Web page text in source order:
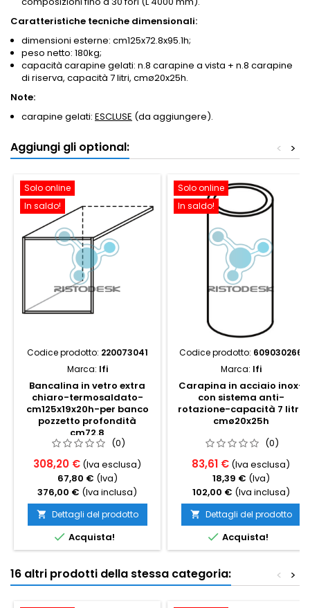
Caratteristiche tecniche dimensionali:
dimensioni esterne: cm125x72.8x95.1h;
peso netto: 180kg;
capacità carapine gelati: n.8 carapine a vista + n.8 carapine
di riserva, capacità 7 litri, cmø20x25h.
Note:
carapine gelati: ESCLUSE (da aggiungere).
Aggiungi gli optional: >
<
Solo online
In saldo!
Codice prodotto: 220073041
Marca: Ifi
Bancalina in vetro extra
chiaro-termosaldato-
cm125x19x20h-per banco
pozzetto profondità
cm72.8
(0)
308,20 € (Iva esclusa)
67,80 € (Iva)
376,00 € (Iva inclusa)
 Dettagli del prodotto
 Acquista!
Solo online
In saldo!
Codice prodotto: 609030266
Marca: Ifi
Carapina in acciaio inox-
con sistema anti-
rotazione-capacità 7 litri,
cmø20x25h
(0)
83,61 € (Iva esclusa)
18,39 € (Iva)
102,00 € (Iva inclusa)
 Dettagli del prodotto
 Acquista!
16 altri prodotti della stessa categoria: >
<